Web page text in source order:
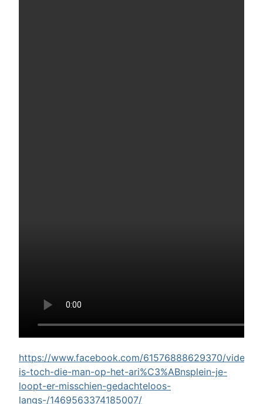
https://www.facebook.com/61576888629370/videos/
is-toch-die-man-op-het-ari%C3%ABnsplein-je-
loopt-er-misschien-gedachteloos-
langs-/1469563374185007/